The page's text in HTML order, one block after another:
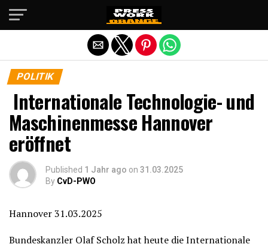
POLITIK
Internationale Technologie- und
Maschinenmesse Hannover
eröffnet
Published 1 Jahr ago on 31.03.2025
By CvD-PWO
Hannover 31.03.2025
Bundeskanzler Olaf Scholz hat heute die Internationale
Die mobile Version verlassen